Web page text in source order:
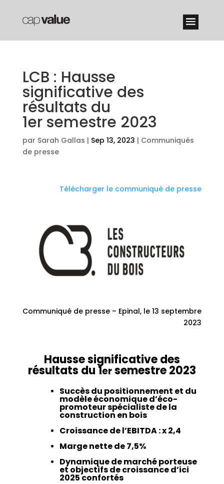
LCB : Hausse
significative des
résultats du
1er semestre 2023
par Sarah Gallas | Sep 13, 2023 | Communiqués
de presse
Télécharger le communiqué de presse
Communiqué de presse – Epinal, le 13 septembre
2023
Hausse significative des
résultats du 1ersemestre 2023
Succès du positionnement et du
modèle économique d’éco-
promoteur spécialiste de la
construction en bois
Croissance de l’EBITDA : x 2,4
Marge nette de 7,5%
Dynamique de marché porteuse
et objectifs de croissance d’ici
2025 confortés